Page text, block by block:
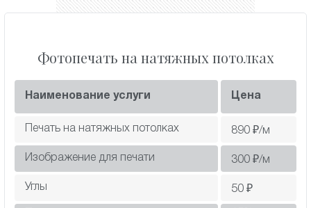
Фотопечать на натяжных потолках
Наименование услуги Цена
Печать на натяжных потолках 890 ₽/м
Изображение для печати 300 ₽/м
Углы 50 ₽